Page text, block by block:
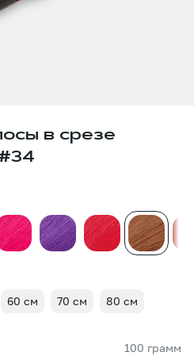
в срезе
60 см 70 см 80 см
100 грамм